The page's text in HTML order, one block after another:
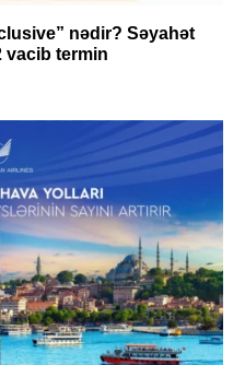
nədir? Səyahət
vacib termin